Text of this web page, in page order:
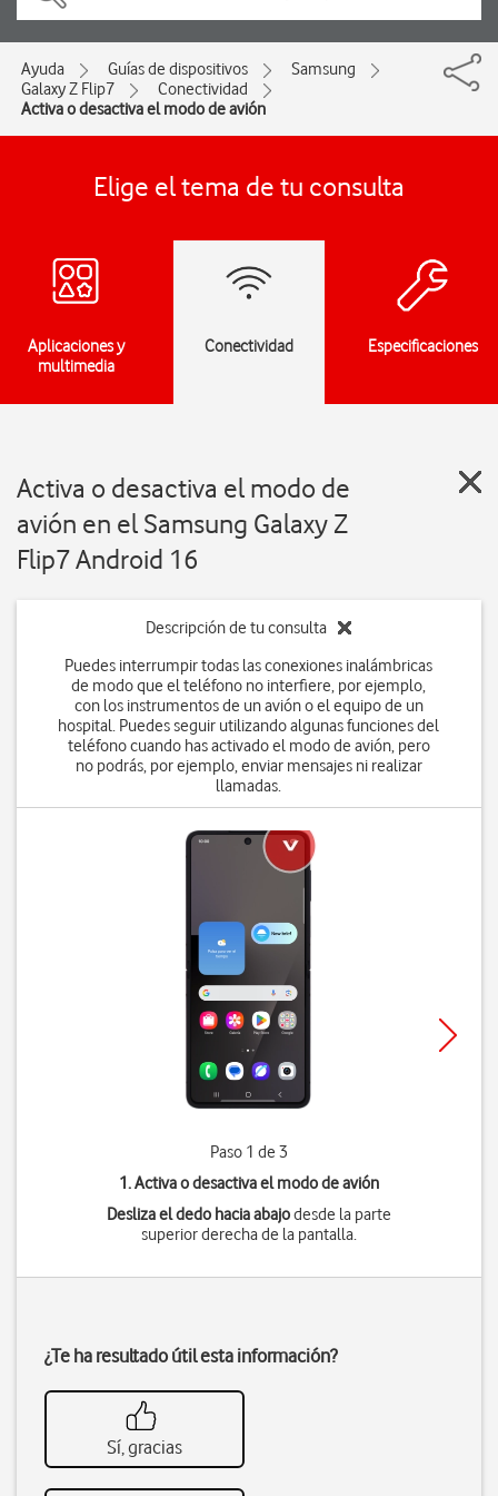
Ayuda Guías de dispositivos
Samsung
Galaxy Z Flip7
Conectividad
Activa o desactiva el modo de avión
Elige el tema de tu consulta
Aplicaciones y
multimedia
Conectividad Especificaciones
Activa o desactiva el modo de
avión en el Samsung Galaxy Z
Flip7 Android 16
Descripción de tu consulta
Puedes interrumpir todas las conexiones inalámbricas
de modo que el teléfono no interfiere, por ejemplo,
con los instrumentos de un avión o el equipo de un
hospital. Puedes seguir utilizando algunas funciones del
teléfono cuando has activado el modo de avión, pero
no podrás, por ejemplo, enviar mensajes ni realizar
llamadas.
Paso 1 de 3
1. Activa o desactiva el modo de avión
Desliza el dedo hacia abajodesde la parte
superior derecha de la pantalla.
¿Te ha resultado útil esta información?
Sí, gracias